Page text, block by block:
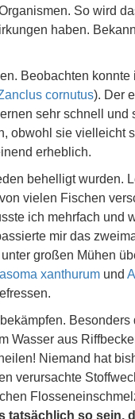
So wird
haben.
Beobachten konnte
cornutus). Der
sehr schnell und
obwohl sie vielleicht
erheblich.
behelligt wurden.
vielen Fischen
ich mehrfach und
mir das
großen Mühen
xanthurum und
Wasser aus
Niemand hat
verursachte
tatsächlich so sein,